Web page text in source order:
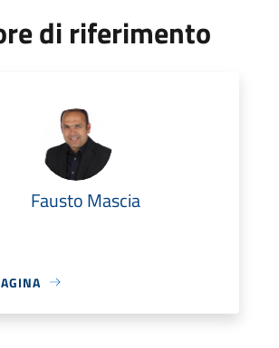
di riferimento
Fausto Mascia